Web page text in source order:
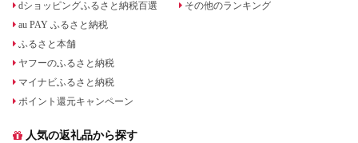
dショッピングふるさと納税百選
au PAY ふるさと納税
ふるさと本舗
ヤフーのふるさと納税
マイナビふるさと納税
ポイント還元キャンペーン
その他のランキング
人気の返礼品から探す